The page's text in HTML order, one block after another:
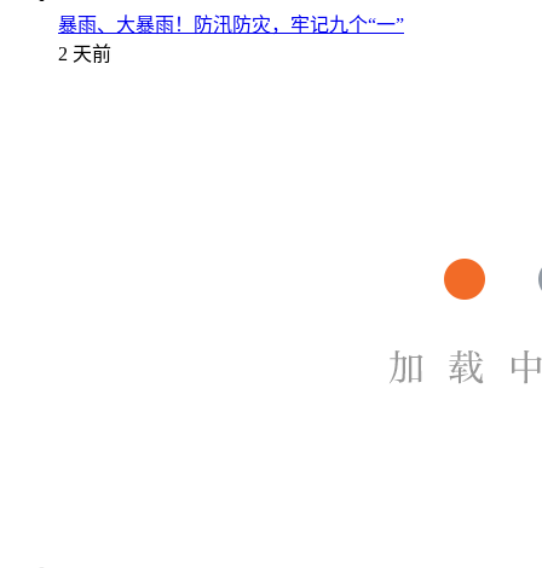
暴雨、大暴雨！防汛防灾，牢记九个“一”
2 天前